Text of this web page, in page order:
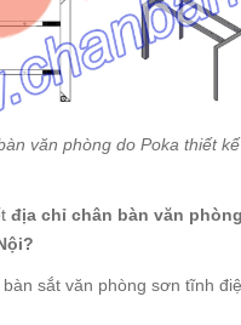
văn phòng do Poka thiết
địa chỉ chân bàn văn
bàn sắt văn phòng sơn tĩnh